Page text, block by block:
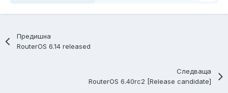
Предишна
RouterOS 6.14 released
Следваща
RouterOS 6.40rc2 [Release candidate]